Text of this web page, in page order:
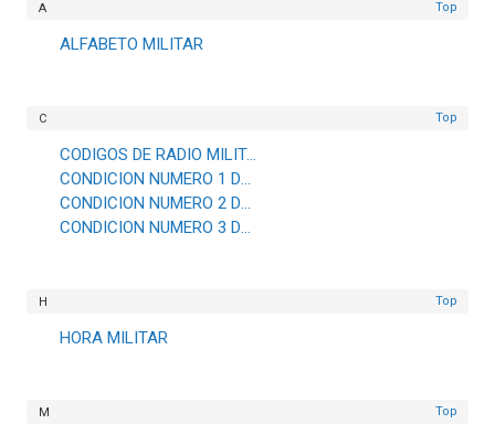
Top
A
ALFABETO MILITAR
Top
C
CODIGOS DE RADIO MILITARES
CONDICION NUMERO 1 DE EJERCICIOS FISICOS
CONDICION NUMERO 2 DE EJERCICIOS FISICOS
CONDICION NUMERO 3 DE EJERCICIOS FISICOS
Top
H
HORA MILITAR
Top
M